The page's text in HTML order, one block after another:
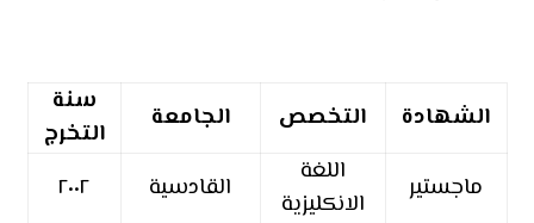
الشهادة التخصص الجامعة
سنة
التخرج
ماجستير
اللغة
الانكليزية
القادسية ٢٠٠٢